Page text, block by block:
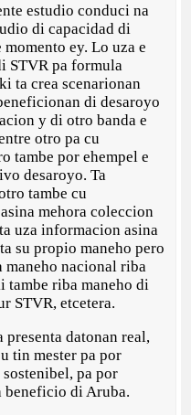
estudio conduci na
di capacidad di
ey. Lo uza e
STVR pa formula
ta crea scenarionan
di desaroyo
y di otro banda e
otro pa cu
tambe por ehempel e
desaroyo. Ta
tambe cu
mehora coleccion
uza informacion asina
su propio maneho pero
maneho nacional riba
tambe riba maneho di
STVR, etcetera.
datonan real,
tin mester pa por
pa por
beneficio di Aruba.